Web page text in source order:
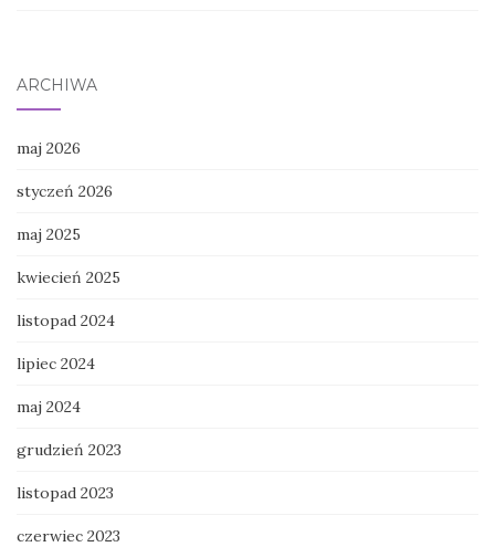
ARCHIWA
maj 2026
styczeń 2026
maj 2025
kwiecień 2025
listopad 2024
lipiec 2024
maj 2024
grudzień 2023
listopad 2023
czerwiec 2023